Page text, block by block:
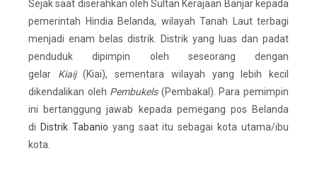
Sejak saat diserahkan oleh Sultan Kerajaan Banjar kepada
pemerintah Hindia Belanda, wilayah Tanah Laut terbagi
menjadi enam belas distrik. Distrik yang luas dan padat
penduduk dipimpin oleh seseorang dengan
gelar Kiaij(Kiai), sementara wilayah yang lebih kecil
dikendalikan oleh Pembukels(Pembakal). Para pemimpin
ini bertanggung jawab kepada pemegang pos Belanda
di Distrik Tabanio yang saat itu sebagai kota utama/ibu
kota.